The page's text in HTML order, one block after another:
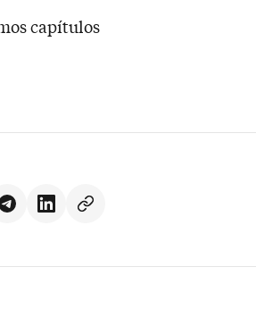
capítulos